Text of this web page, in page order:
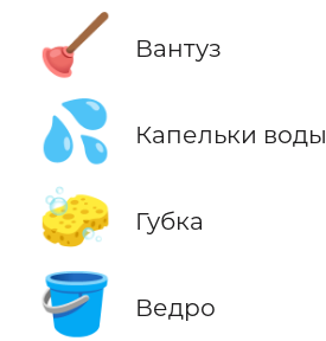
🪠 Вантуз
💦 Капельки воды
🧽 Губка
🪣 Ведро